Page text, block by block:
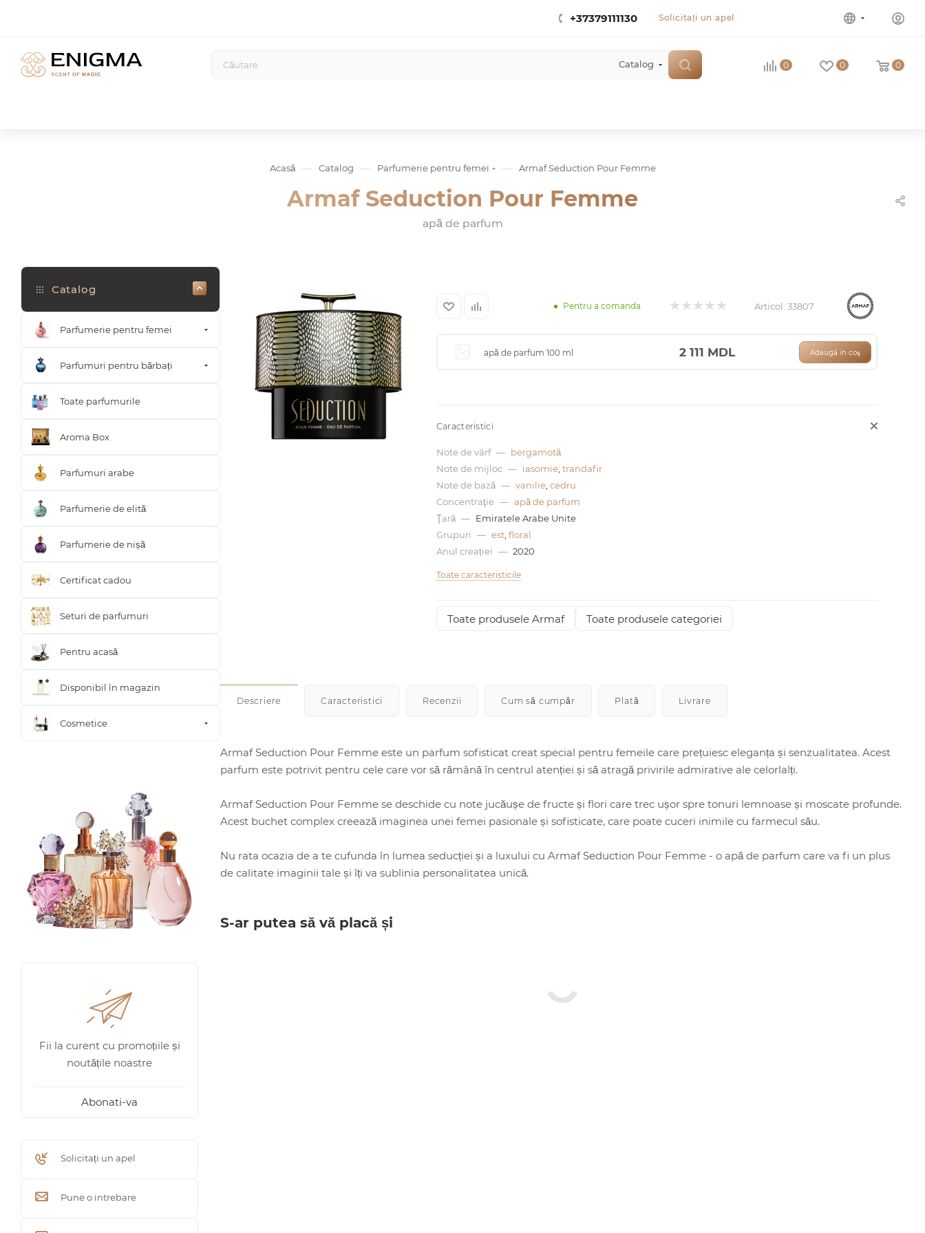
+37379111130 Solicitați un apel
Catalog 0 0 0
Acasă — Catalog — Parfumerie pentru femei — Armaf Seduction Pour Femme
Armaf Seduction Pour Femme
apă de parfum
Pentru a comanda Articol: 33807
apă de parfum 100 ml 2 111 MDL Adaugă in coş
Caracteristici
Note de vârf — bergamotă
Note de mijloc — iasomie, trandafir
Note de bază — vanilie, cedru
Concentraţie — apă de parfum
Ţară — Emiratele Arabe Unite
Grupuri
— est, floral
Anul creației
— 2020
Toate caracteristicile
Toate produsele Armaf Toate produsele categoriei
Descriere Caracteristici Recenzii Cum să cumpăr Plată Livrare
Armaf Seduction Pour Femme este un parfum sofisticat creat special pentru femeile care prețuiesc eleganța și senzualitatea. Acest
parfum este potrivit pentru cele care vor să rămână în centrul atenției și să atragă privirile admirative ale celorlalți.
Armaf Seduction Pour Femme se deschide cu note jucăușe de fructe și flori care trec ușor spre tonuri lemnoase și moscate profunde.
Acest buchet complex creează imaginea unei femei pasionale și sofisticate, care poate cuceri inimile cu farmecul său.
Nu rata ocazia de a te cufunda în lumea seducției și a luxului cu Armaf Seduction Pour Femme - o apă de parfum care va fi un plus
de calitate imaginii tale și îți va sublinia personalitatea unică.
S-ar putea să vă placă și
Catalog
Parfumerie pentru femei
Parfumuri pentru bărbați
Toate parfumurile
Aroma Box
Parfumuri arabe
Parfumerie de elită
Parfumerie de nișă
Certificat cadou
Seturi de parfumuri
Pentru acasă
Disponibil în magazin
Cosmetice
Fii la curent cu promoțiile și
noutățile noastre
Abonati-va
Solicitați un apel
Pune o intrebare